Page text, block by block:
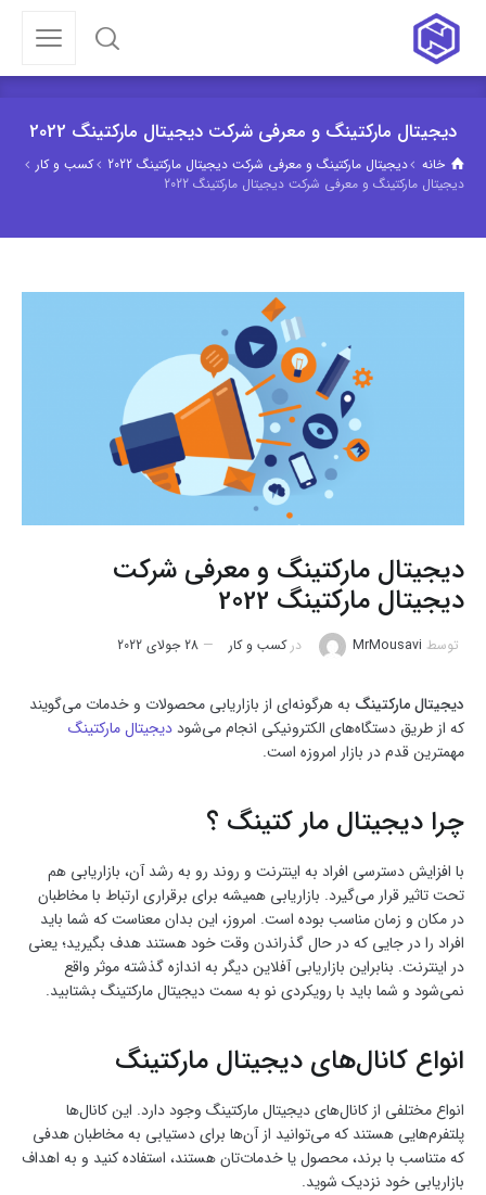
دیجیتال مارکتینگ و معرفی شرکت دیجیتال مارکتینگ 2022
خانه دیجیتال مارکتینگ و معرفی شرکت دیجیتال مارکتینگ 2022
کسب و کار
دیجیتال مارکتینگ و معرفی شرکت دیجیتال مارکتینگ 2022
دیجیتال مارکتینگ و معرفی شرکت
دیجیتال مارکتینگ 2022
توسط MrMousavi درکسب و کار 28 جولای 2022
دیجیتال مارکتینگ به هرگونه‌­ای از بازاریابی محصولات و خدمات می­‌گویند
که از طریق دستگاه‌­های الکترونیکی انجام می‌­شود دیجیتال مارکتینگ
مهمترین قدم در بازار امروزه است.
چرا دیجیتال مار کتینگ ؟
با افزایش دسترسی افراد به اینترنت و روند رو به رشد آن، بازاریابی هم
تحت تاثیر قرار می‌گیرد. بازاریابی همیشه برای برقراری ارتباط با مخاطبان
در مکان و زمان مناسب بوده است. امروز، این بدان معناست که شما باید
افراد را در جایی که در حال گذراندن وقت خود هستند هدف بگیرید؛ یعنی
در اینترنت. بنابراین بازاریابی آفلاین دیگر به اندازه گذشته موثر واقع
نمی‌شود و شما باید با رویکردی نو به سمت دیجیتال مارکتینگ بشتابید.
انواع کانال‌های دیجیتال مارکتینگ
انواع مختلفی از کانال‌های دیجیتال مارکتینگ وجود دارد. این کانال‌ها
پلتفرم‌هایی هستند که می‌توانید از آن‌ها برای دستیابی به مخاطبان هدفی
که متناسب با برند، محصول یا خدمات‌تان هستند، استفاده کنید و به اهداف
بازاریابی خود نزدیک شوید.